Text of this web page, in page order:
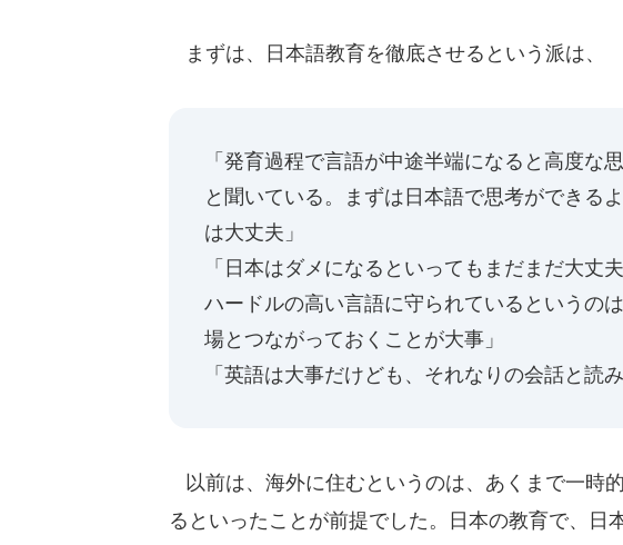
まずは、日本語教育を徹底させるという派は、
「発育過程で言語が中途半端になると高度な
と聞いている。まずは日本語で思考ができる
は大丈夫」
「日本はダメになるといってもまだまだ大丈
ハードルの高い言語に守られているというの
場とつながっておくことが大事」
「英語は大事だけども、それなりの会話と読
以前は、海外に住むというのは、あくまで一時
るといったことが前提でした。日本の教育で、日